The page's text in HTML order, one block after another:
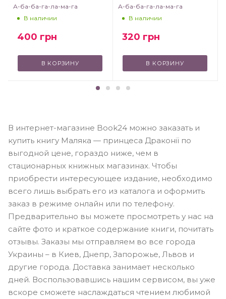
А-ба-ба-га-ла-ма-га
В наличии
400 грн
В КОРЗИНУ
А-ба-ба-га-ла-ма-га
В наличии
320 грн
В КОРЗИНУ
В интернет-магазине Book24 можно заказать и
купить книгу Маляка — принцеса Драконії по
выгодной цене, гораздо ниже, чем в
стационарных книжных магазинах. Чтобы
приобрести интересующее издание, необходимо
всего лишь выбрать его из каталога и оформить
заказ в режиме онлайн или по телефону.
Предварительно вы можете просмотреть у нас на
сайте фото и краткое содержание книги, почитать
отзывы. Заказы мы отправляем во все города
Украины – в Киев, Днепр, Запорожье, Львов и
другие города. Доставка занимает несколько
дней. Воспользовавшись нашим сервисом, вы уже
вскоре сможете наслаждаться чтением любимой